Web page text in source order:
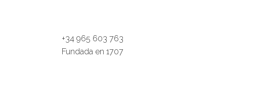
+34 965 603 763
Fundada en 1707